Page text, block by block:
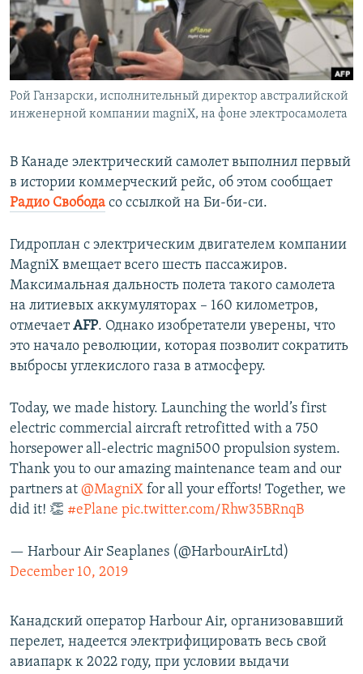
ПОБЕДИТЕЛЕЙ НЕ СУДЯТ?
КРЫМ.НЕПОКОРЕННЫЙ
ELIFBE
УКРАИНСКАЯ ПРОБЛЕМА КРЫМА
ПРИСОЕДИНЯЙТЕСЬ!
Все сайты RFE/RL
Рой Ганзарски, исполнительный директор австралийской
инженерной компании magniX, на фоне электросамолета
В Канаде электрический самолет выполнил первый
в истории коммерческий рейс, об этом сообщает
Радио Свобода со ссылкой на Би-би-си.
Гидроплан с электрическим двигателем компании
MagniX вмещает всего шесть пассажиров.
Максимальная дальность полета такого самолета
на литиевых аккумуляторах – 160 километров,
отмечаетAFP. Однако изобретатели уверены, что
это начало революции, которая позволит сократить
выбросы углекислого газа в атмосферу.
Today, we made history. Launching the world’s first
electric commercial aircraft retrofitted with a 750
horsepower all-electric magni500 propulsion system.
Thank you to our amazing maintenance team and our
partners at @MagniX for all your efforts! Together, we
did it! 👏 #ePlane pic.twitter.com/Rhw35BRnqB
— Harbour Air Seaplanes (@HarbourAirLtd)
December 10, 2019
Канадский оператор Harbour Air, организовавший
перелет, надеется электрифицировать весь свой
авиапарк к 2022 году, при условии выдачи